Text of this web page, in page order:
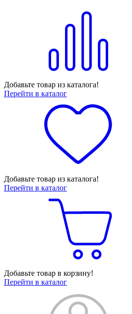
Добавьте товар из каталога!
Перейти в каталог
Добавьте товар из каталога!
Перейти в каталог
Добавьте товар в корзину!
Перейти в каталог